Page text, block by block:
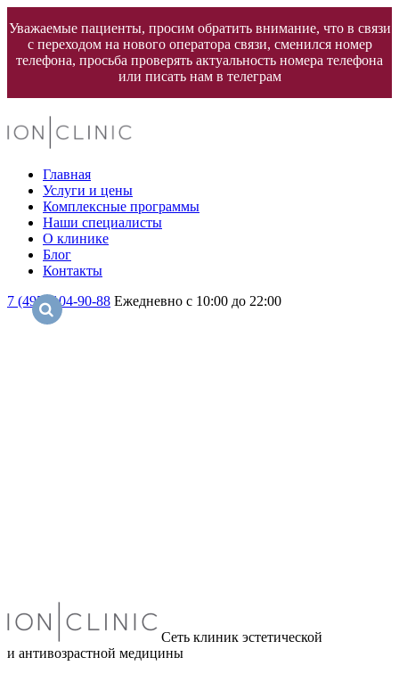
Уважаемые пациенты, просим обратить внимание, что в связи
с переходом на нового оператора связи, сменился номер
телефона, просьба проверять актуальность номера телефона
или писать нам в телеграм
Главная
Услуги и цены
Комплексные программы
Наши специалисты
О клинике
Блог
Контакты
7 (495) 104-90-88 Ежедневно с 10:00 до 22:00
Сеть клиник эстетической
и антивозрастной медицины